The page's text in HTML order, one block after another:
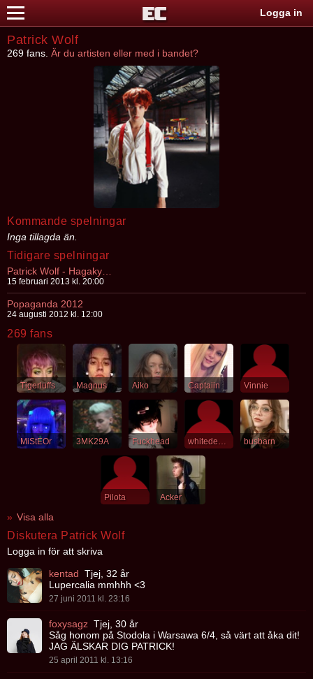
Logga in
Patrick Wolf
269 fans. Är du artisten eller med i bandet?
Kommande spelningar
Inga tillagda än.
Tidigare spelningar
15 februari 2013 kl. 20:00
Popaganda 2012
24 augusti 2012 kl. 12:00
269 fans
Tigerluffs Magnus Aiko Captaiin Vinnie
MiStEOr 3MK29A Fuckhead whitedemon busbarn
Pilota Acker
Visa alla
Diskutera Patrick Wolf
Logga in för att skriva
kentad Tjej, 32 år
Lupercalia mmhhh <3
27 juni 2011 kl. 23:16
foxysagz Tjej, 30 år
Såg honom på Stodola i Warsawa 6/4, så värt att åka dit!
JAG ÄLSKAR DIG PATRICK!
25 april 2011 kl. 13:16